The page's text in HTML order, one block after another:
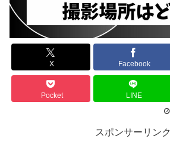
X Facebook
Pocket LINE
スポンサーリンク